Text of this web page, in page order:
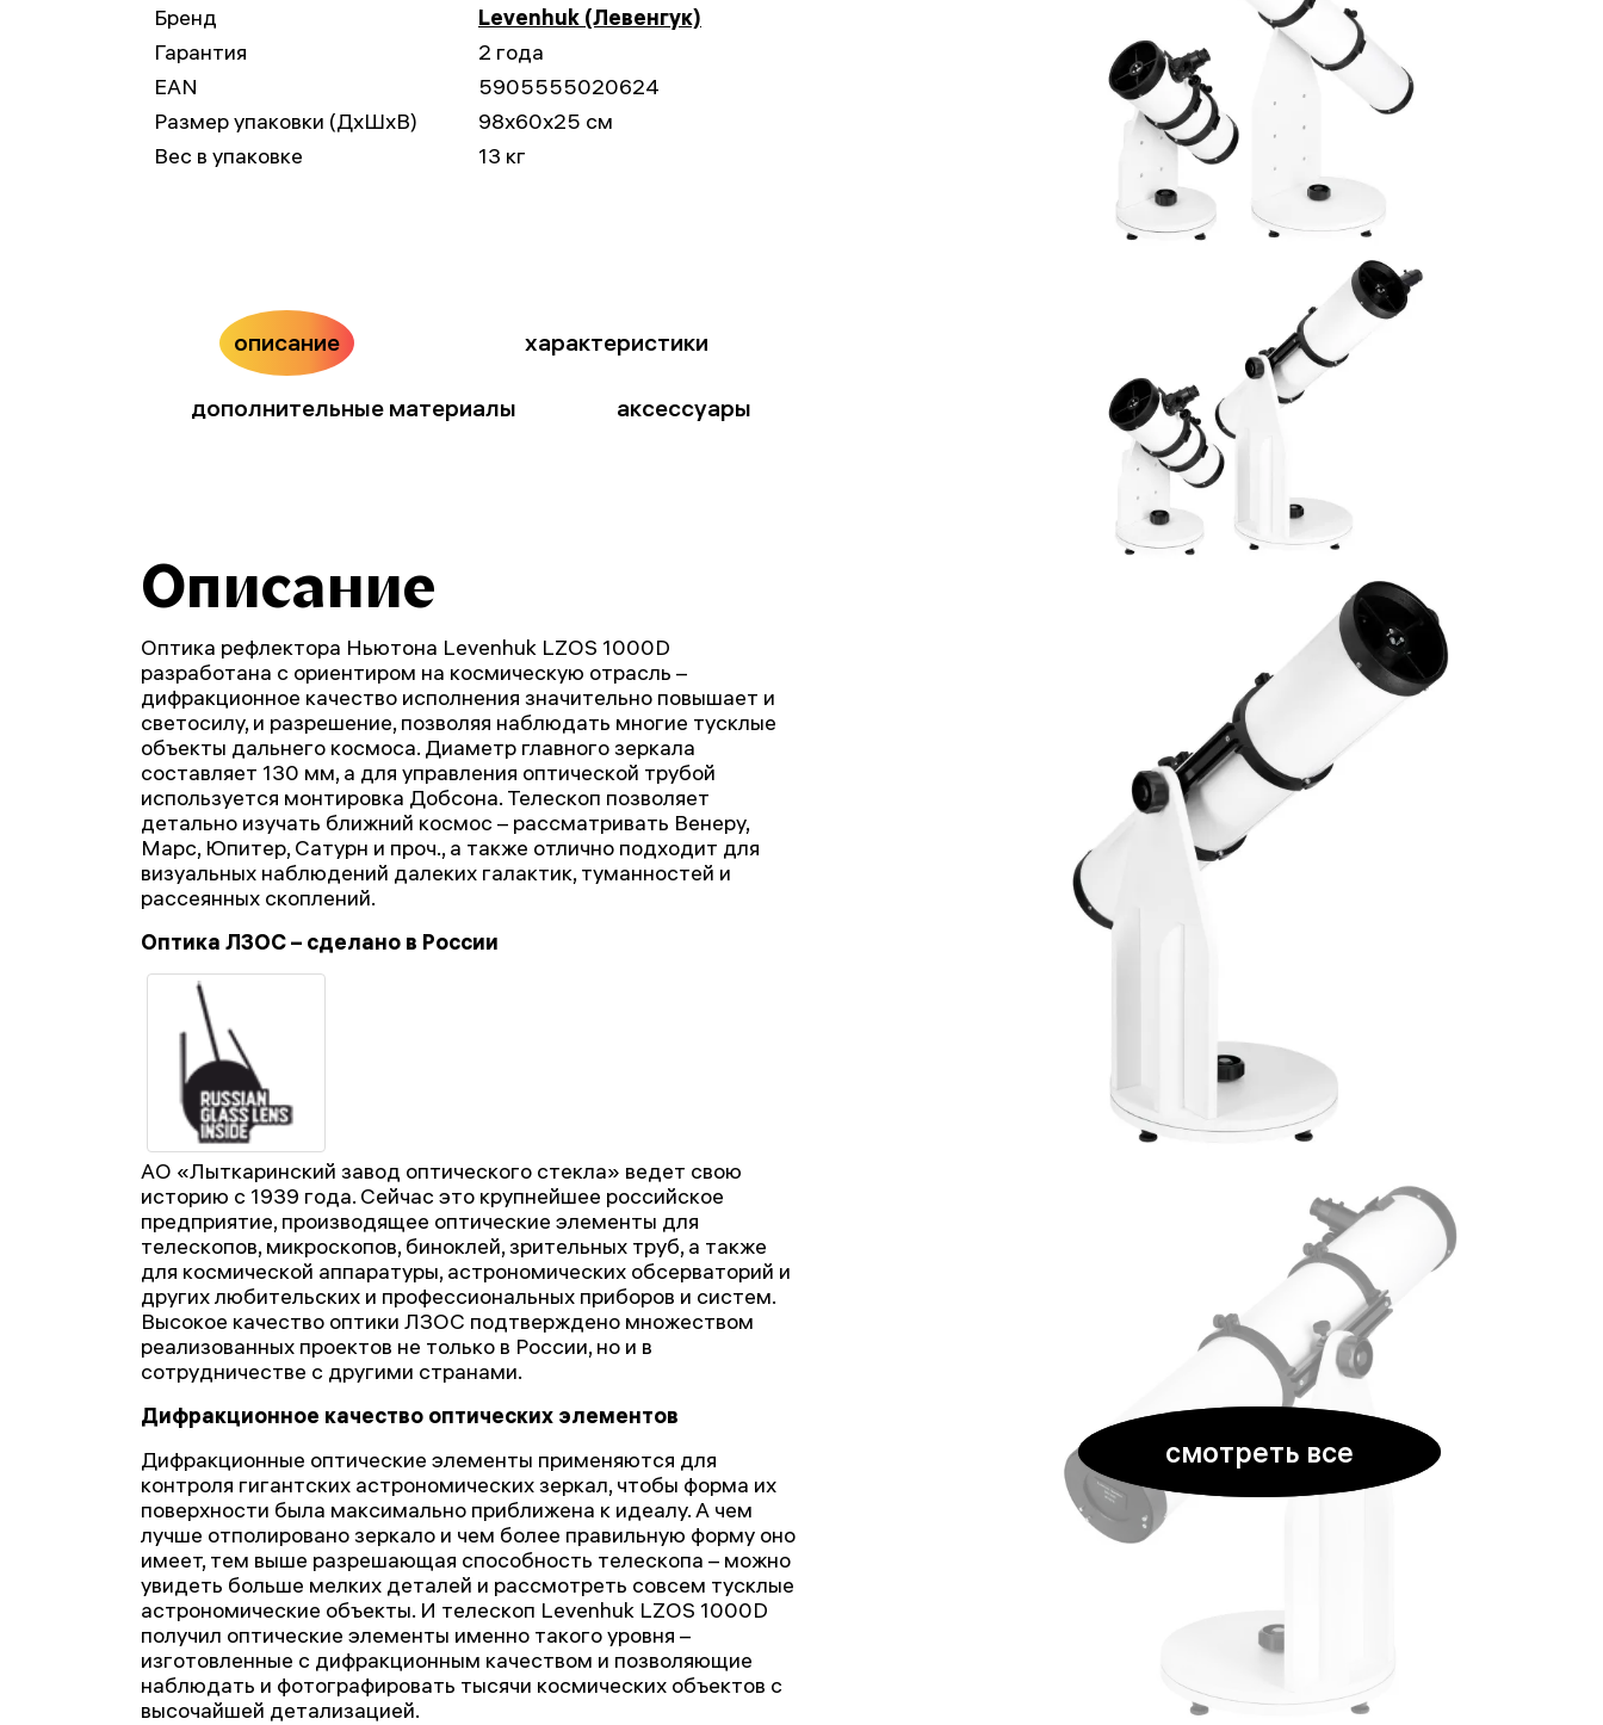
смотреть все
Бренд
Levenhuk (Левенгук)
Гарантия
2 года
EAN
5905555020624
Размер упаковки (ДxШxВ)
98x60x25 см
Вес в упаковке
13 кг
описание характеристики
дополнительные материалы аксессуары
Описание
Оптика рефлектора Ньютона Levenhuk LZOS 1000D
разработана с ориентиром на космическую отрасль –
дифракционное качество исполнения значительно повышает и
светосилу, и разрешение, позволяя наблюдать многие тусклые
объекты дальнего космоса. Диаметр главного зеркала
составляет 130 мм, а для управления оптической трубой
используется монтировка Добсона. Телескоп позволяет
детально изучать ближний космос – рассматривать Венеру,
Марс, Юпитер, Сатурн и проч., а также отлично подходит для
визуальных наблюдений далеких галактик, туманностей и
рассеянных скоплений.
Оптика ЛЗОС – сделано в России
АО «Лыткаринский завод оптического стекла» ведет свою
историю с 1939 года. Сейчас это крупнейшее российское
предприятие, производящее оптические элементы для
телескопов, микроскопов, биноклей, зрительных труб, а также
для космической аппаратуры, астрономических обсерваторий и
других любительских и профессиональных приборов и систем.
Высокое качество оптики ЛЗОС подтверждено множеством
реализованных проектов не только в России, но и в
сотрудничестве с другими странами.
Дифракционное качество оптических элементов
Дифракционные оптические элементы применяются для
контроля гигантских астрономических зеркал, чтобы форма их
поверхности была максимально приближена к идеалу. А чем
лучше отполировано зеркало и чем более правильную форму оно
имеет, тем выше разрешающая способность телескопа – можно
увидеть больше мелких деталей и рассмотреть совсем тусклые
астрономические объекты. И телескоп Levenhuk LZOS 1000D
получил оптические элементы именно такого уровня –
изготовленные с дифракционным качеством и позволяющие
наблюдать и фотографировать тысячи космических объектов с
высочайшей детализацией.